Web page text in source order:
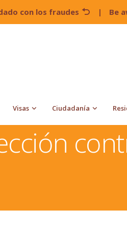
con los fraudes | Be
Visas Ciudadanía
contra abuso y violencia